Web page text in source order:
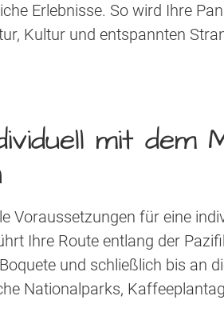
Erlebnisse. So wird Ihre
Kultur und entspannten
mit dem
Voraussetzungen für eine
Ihre Route entlang der
und schließlich bis an
Nationalparks,